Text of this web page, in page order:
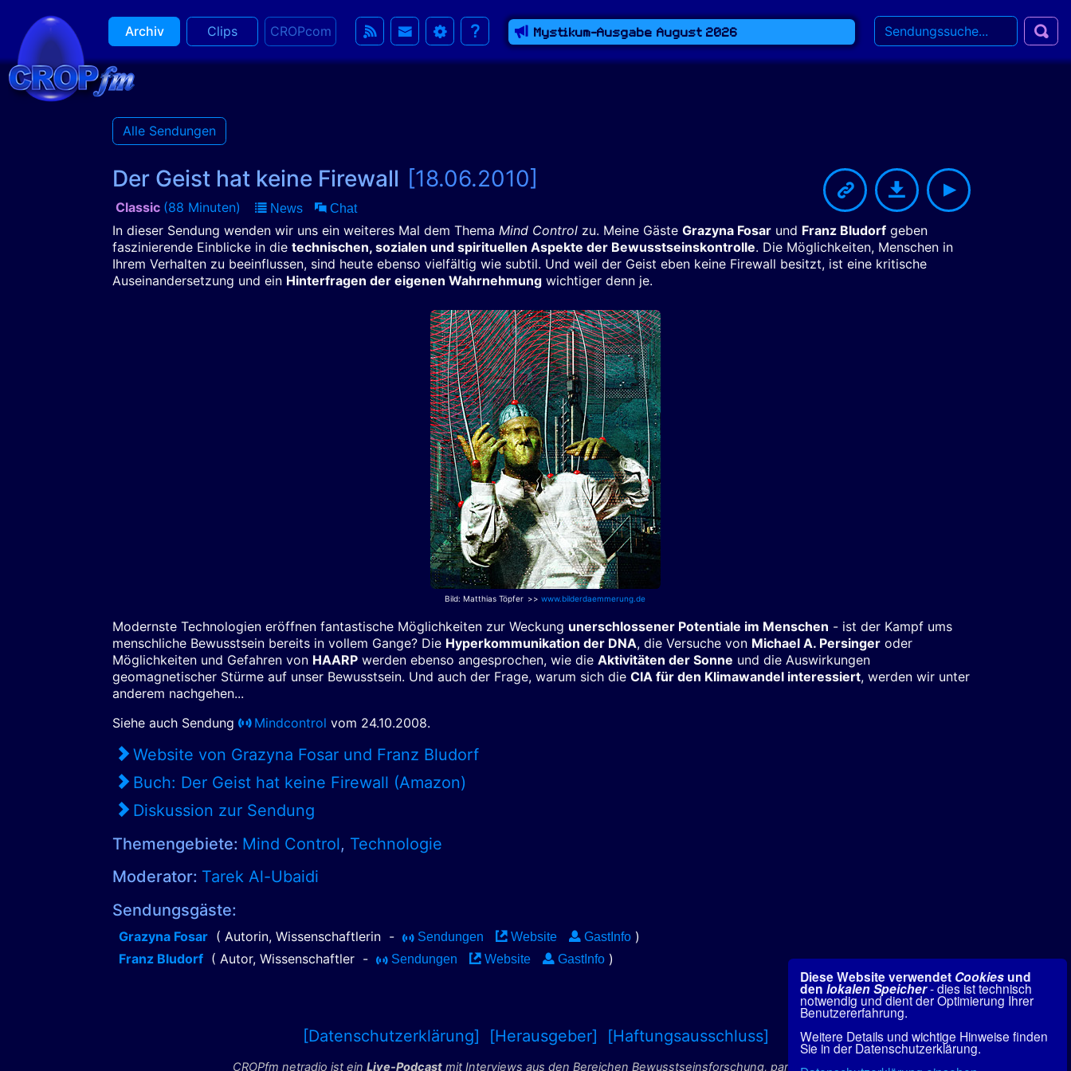
Diese Website verwendet Cookies und
den lokalen Speicher- dies ist technisch
notwendig und dient der Optimierung Ihrer
Benutzererfahrung.
Weitere Details und wichtige Hinweise finden
Sie in der Datenschutzerklärung.
Archiv Clips CROPcom Mystikum-Ausgabe August 2026
Alle Sendungen
Der Geist hat keine Firewall [18.06.2010]
Classic (88 Minuten) News Chat
In dieser Sendung wenden wir uns ein weiteres Mal dem Thema Mind Control zu. Meine Gäste Grazyna Fosar und Franz Bludorf geben
faszinierende Einblicke in die technischen, sozialen und spirituellen Aspekte der Bewusstseinskontrolle. Die Möglichkeiten, Menschen in
Ihrem Verhalten zu beeinflussen, sind heute ebenso vielfältig wie subtil. Und weil der Geist eben keine Firewall besitzt, ist eine kritische
Auseinandersetzung und ein Hinterfragen der eigenen Wahrnehmung wichtiger denn je.
Bild: Matthias Töpfer >> www.bilderdaemmerung.de
Modernste Technologien eröffnen fantastische Möglichkeiten zur Weckung unerschlossener Potentiale im Menschen - ist der Kampf ums
menschliche Bewusstsein bereits in vollem Gange? Die Hyperkommunikation der DNA, die Versuche von Michael A. Persinger oder
Möglichkeiten und Gefahren von HAARP werden ebenso angesprochen, wie die Aktivitäten der Sonne und die Auswirkungen
geomagnetischer Stürme auf unser Bewusstsein. Und auch der Frage, warum sich die CIA für den Klimawandel interessiert, werden wir unter
anderem nachgehen...
Siehe auch Sendung
Mindcontrol vom 24.10.2008.
Website von Grazyna Fosar und Franz Bludorf
Buch: Der Geist hat keine Firewall (Amazon)
Diskussion zur Sendung
Themengebiete: Mind Control, Technologie
Moderator: Tarek Al-Ubaidi
Sendungsgäste:
Grazyna Fosar ( Autorin, Wissenschaftlerin - Sendungen Website GastInfo )
Franz Bludorf ( Autor, Wissenschaftler - Sendungen Website GastInfo )
[Datenschutzerklärung] [Herausgeber] [Haftungsausschluss]
CROPfm netradio ist ein Live-Podcastmit Interviews aus den Bereichen Bewusstseinsforschung, paranormale